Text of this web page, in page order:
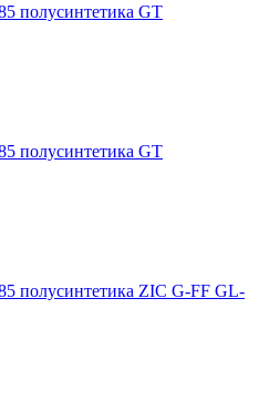
полусинтетика GT
полусинтетика GT
полусинтетика ZIC G-FF GL-